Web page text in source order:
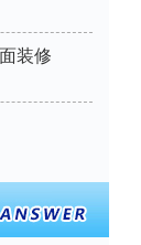
装修